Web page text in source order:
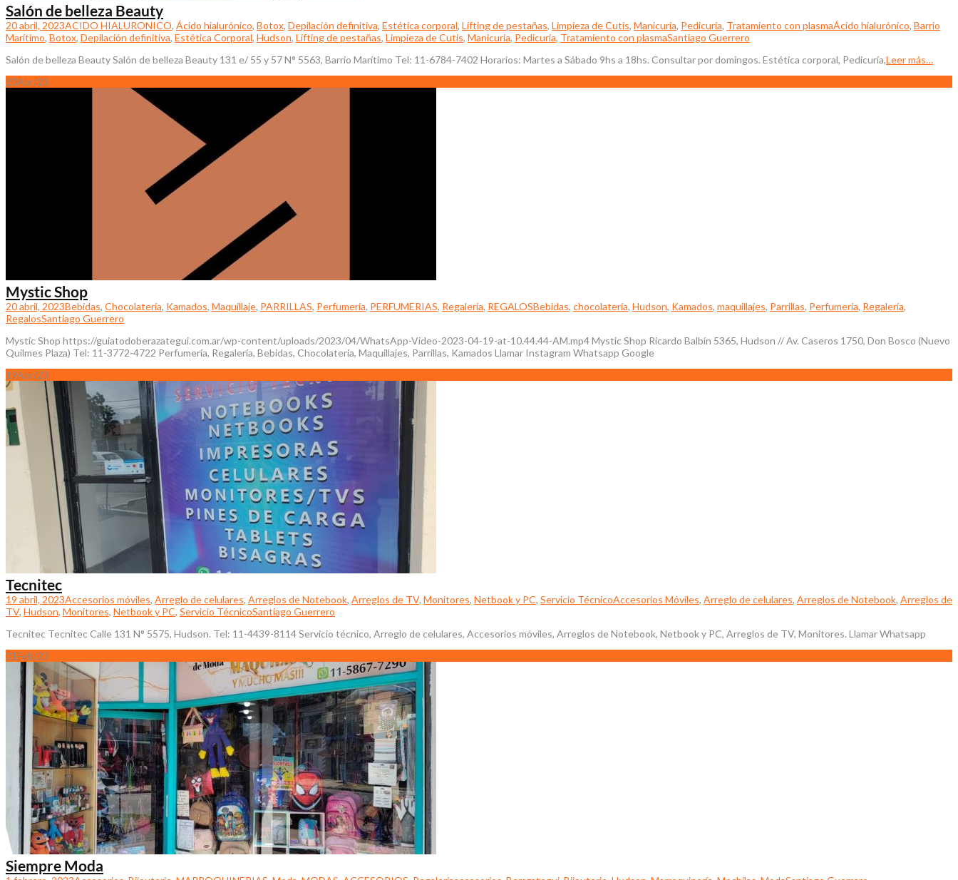
Salón de belleza Beauty
20 abril, 2023ACIDO HIALURONICO, Ácido hialurónico, Botox, Depilación definitiva, Estética corporal, Lifting de pestañas, Limpieza de Cutis, Manicuría, Pedicuría, Tratamiento con plasmaÁcido hialurónico, Barrio
Marítimo, Botox, Depilación definitiva, Estética Corporal, Hudson, Lifting de pestañas, Limpieza de Cutis, Manicuría, Pedicuría, Tratamiento con plasmaSantiago Guerrero
Salón de belleza Beauty Salón de belleza Beauty 131 e/ 55 y 57 N° 5563, Barrio Marítimo Tel: 11-6784-7402 Horarios: Martes a Sábado 9hs a 18hs. Consultar por domingos. Estética corporal, Pedicuría,Leer más…
20Abr/23
Mystic Shop
20 abril, 2023Bebidas, Chocolatería, Kamados, Maquillaje, PARRILLAS, Perfumería, PERFUMERIAS, Regalería, REGALOSBebidas, chocolatería, Hudson, Kamados, maquillajes, Parrillas, Perfumería, Regalería,
RegalosSantiago Guerrero
Mystic Shop https://guiatodoberazategui.com.ar/wp-content/uploads/2023/04/WhatsApp-Video-2023-04-19-at-10.44.44-AM.mp4 Mystic Shop Ricardo Balbín 5365, Hudson // Av. Caseros 1750, Don Bosco (Nuevo
Quilmes Plaza) Tel: 11-3772-4722 Perfumería, Regalería, Bebidas, Chocolatería, Maquillajes, Parrillas, Kamados Llamar Instagram Whatsapp Google
19Abr/23
Tecnitec
19 abril, 2023Accesorios móviles, Arreglo de celulares, Arreglos de Notebook, Arreglos de TV, Monitores, Netbook y PC, Servicio TécnicoAccesorios Móviles, Arreglo de celulares, Arreglos de Notebook, Arreglos de
TV, Hudson, Monitores, Netbook y PC, Servicio TécnicoSantiago Guerrero
Tecnitec Tecnitec Calle 131 N° 5575, Hudson. Tel: 11-4439-8114 Servicio técnico, Arreglo de celulares, Accesorios móviles, Arreglos de Notebook, Netbook y PC, Arreglos de TV, Monitores. Llamar Whatsapp
01Feb/23
Siempre Moda